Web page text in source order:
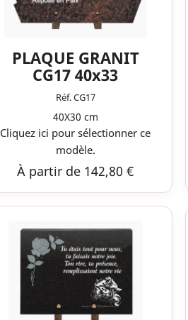
PLAQUE GRANIT
CG17 40x33
Réf. CG17
40X30 cm
Cliquez ici pour sélectionner ce
modèle.
À partir de 142,80 €